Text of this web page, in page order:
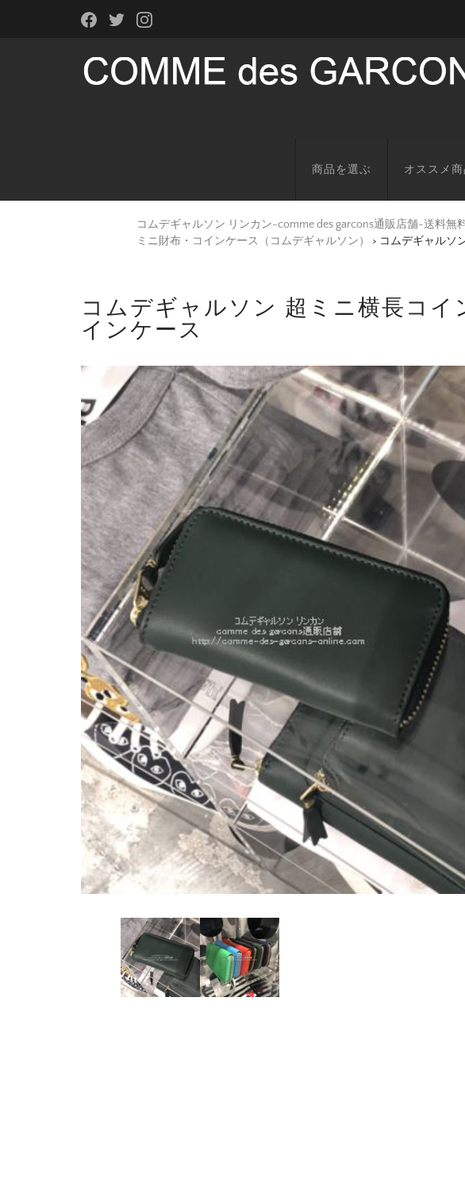
商品を選ぶ オススメ
コムデギャルソン リンカン-comme des garcons通販店舗-送料無
ミニ財布・コインケース（コムデギャルソン）
> コムデギャルソ
コムデギャルソン 超ミニ横長コ
インケース